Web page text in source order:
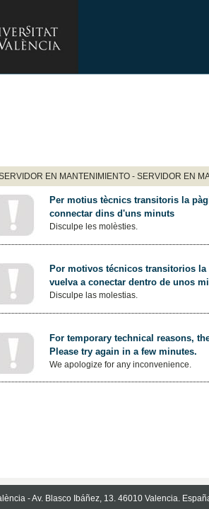
EN MANTENIMIENTO - SERVIDOR EN
Per motius tècnics transitoris la
connectar dins d'uns minuts
Disculpe les molèsties.
Por motivos técnicos transitorios
vuelva a conectar dentro de unos
Disculpe las molestias.
For temporary technical reasons,
Please try again in a few minutes.
We apologize for any inconvenience.
- Av. Blasco Ibáñez, 13. 46010 Valencia.